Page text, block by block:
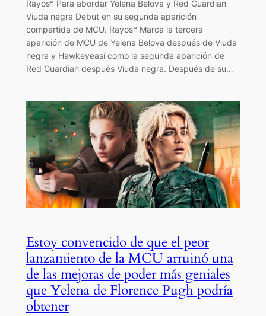
Rayos* Para abordar Yelena Belova y Red Guardian
Viuda negra Debut en su segunda aparición
compartida de MCU. Rayos* Marca la tercera
aparición de MCU de Yelena Belova después de Viuda
negra y Hawkeyeasí como la segunda aparición de
Red Guardian después Viuda negra. Después de su…
Estoy convencido de que el peor
lanzamiento de la MCU arruinó una
de las mejoras de poder más geniales
que Yelena de Florence Pugh podría
obtener